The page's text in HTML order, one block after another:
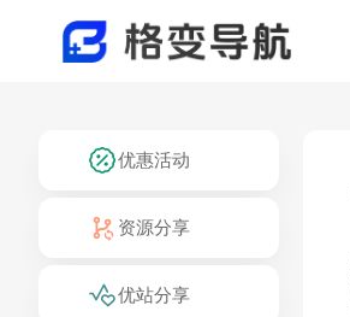
优惠活动
资源分享
优站分享